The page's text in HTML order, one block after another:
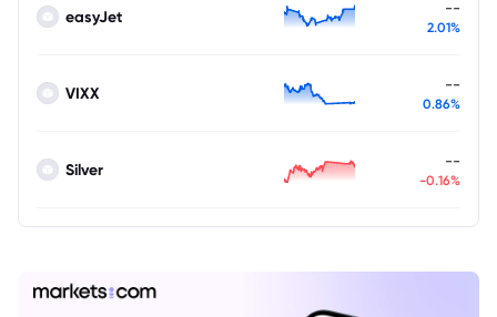
easyJet --
2.01%
VIXX --
0.86%
Silver --
-0.16%